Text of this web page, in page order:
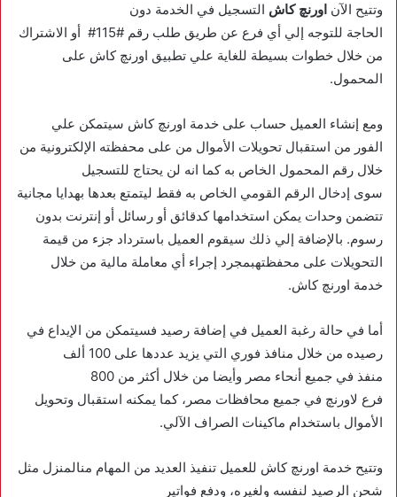
وتتيح الآن اورنچ كاش التسجيل في الخدمة دون
الحاجة للتوجه إلي أي فرع عن طريق طلب رقم #115# أو الاشتراك
من خلال خطوات بسيطة للغاية علي تطبيق اورنچ كاش على
المحمول.
ومع إنشاء العميل حساب على خدمة اورنچ كاش سيتمكن علي
الفور من استقبال تحويلات الأموال من على محفظته الإلكترونية من
خلال رقم المحمول الخاص به كما انه لن يحتاج للتسجيل
سوى إدخال الرقم القومي الخاص به فقط ليتمتع بعدها بهدايا مجانية
تتضمن وحدات يمكن استخدامها كدقائق أو رسائل أو إنترنت بدون
رسوم. بالإضافة إلي ذلك سيقوم العميل باسترداد جزء من قيمة
التحويلات على محفظتهبمجرد إجراء أي معاملة مالية من خلال
خدمة اورنچ كاش.
أما في حالة رغبة العميل في إضافة رصيد فسيتمكن من الإيداع في
رصيده من خلال منافذ فوري التي يزيد عددها على 100 ألف
منفذ في جميع أنحاء مصر وأيضا من خلال أكثر من 800
فرع لاورنچ في جميع محافظات مصر، كما يمكنه استقبال وتحويل
الأموال باستخدام ماكينات الصراف الآلي.
وتتيح خدمة اورنچ كاش للعميل تنفيذ العديد من المهام منالمنزل مثل
شحن الرصيد لنفسه ولغيره، ودفع فواتير